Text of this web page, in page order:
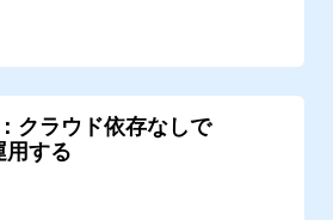
ームにとって、GitHubや
気の選択肢となりつつありま
クラウド依存なしで
する